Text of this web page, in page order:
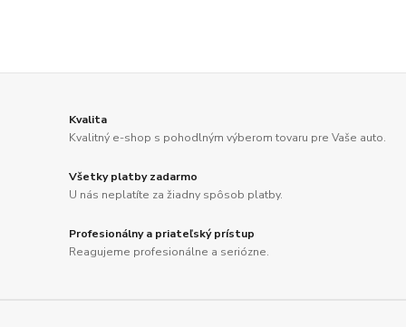
Kvalita
Kvalitný e-shop s pohodlným výberom tovaru pre Vaše auto.
Všetky platby zadarmo
U nás neplatíte za žiadny spôsob platby.
Profesionálny a priateľský prístup
Reagujeme profesionálne a seriózne.